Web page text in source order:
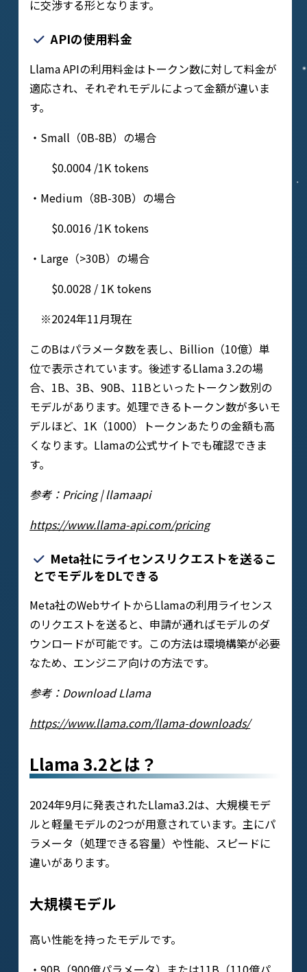
に交渉する形となります。
APIの使用料金
Llama APIの利用料金はトークン数に対して料金が
適応され、それぞれモデルによって金額が違いま
す。
・Small（0B-8B）の場合
$0.0004 /1K tokens
・Medium（8B-30B）の場合
$0.0016 /1K tokens
・Large（>30B）の場合
$0.0028 / 1K tokens
※2024年11月現在
このBはパラメータ数を表し、Billion（10億）単
位で表示されています。後述するLlama 3.2の場
合、1B、3B、90B、11Bといったトークン数別の
モデルがあります。処理できるトークン数が多いモ
デルほど、1K（1000）トークンあたりの金額も高
くなります。Llamaの公式サイトでも確認できま
す。
参考：Pricing | llamaapi
https://www.llama-api.com/pricing
Meta社にライセンスリクエストを送るこ
とでモデルをDLできる
Meta社のWebサイトからLlamaの利用ライセンス
のリクエストを送ると、申請が通ればモデルのダ
ウンロードが可能です。この方法は環境構築が必要
なため、エンジニア向けの方法です。
参考：Download Llama
https://www.llama.com/llama-downloads/
Llama 3.2とは？
2024年9月に発表されたLlama3.2は、大規模モデ
ルと軽量モデルの2つが用意されています。主にパ
ラメータ（処理できる容量）や性能、スピードに
違いがあります。
大規模モデル
高い性能を持ったモデルです。